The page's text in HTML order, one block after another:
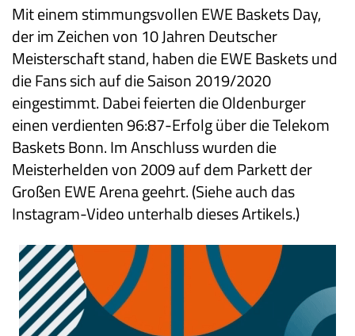
Mit einem stimmungsvollen EWE Baskets Day,
der im Zeichen von 10 Jahren Deutscher
Meisterschaft stand, haben die EWE Baskets und
die Fans sich auf die Saison 2019/2020
eingestimmt. Dabei feierten die Oldenburger
einen verdienten 96:87-Erfolg über die Telekom
Baskets Bonn. Im Anschluss wurden die
Meisterhelden von 2009 auf dem Parkett der
Großen EWE Arena geehrt. (Siehe auch das
Instagram-Video unterhalb dieses Artikels.)